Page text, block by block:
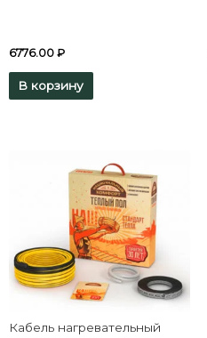
6776.00 ₽
В корзину
Кабель нагревательный